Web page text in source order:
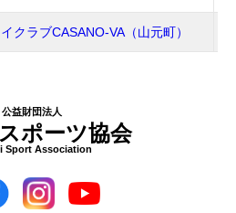
クラブCASANO-VA（山元町）
公益財団法人
ポーツ協会
Sport Association